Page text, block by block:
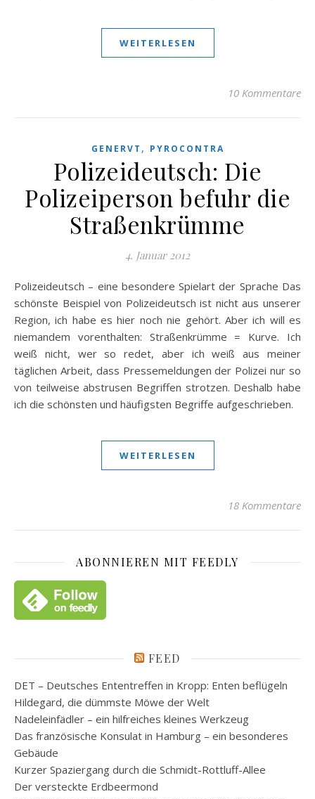
WEITERLESEN
10 Kommentare
GENERVT , PYROCONTRA
Polizeideutsch: Die
Polizeiperson befuhr die
Straßenkrümme
4. Januar 2012
Polizeideutsch – eine besondere Spielart der Sprache Das
schönste Beispiel von Polizeideutsch ist nicht aus unserer
Region, ich habe es hier noch nie gehört. Aber ich will es
niemandem vorenthalten: Straßenkrümme = Kurve. Ich
weiß nicht, wer so redet, aber ich weiß aus meiner
täglichen Arbeit, dass Pressemeldungen der Polizei nur so
von teilweise abstrusen Begriffen strotzen. Deshalb habe
ich die schönsten und häufigsten Begriffe aufgeschrieben.
WEITERLESEN
18 Kommentare
ABONNIEREN MIT FEEDLY
FEED
DET – Deutsches Ententreffen in Kropp: Enten beflügeln
Hildegard, die dümmste Möwe der Welt
Nadeleinfädler – ein hilfreiches kleines Werkzeug
Das französische Konsulat in Hamburg – ein besonderes
Gebäude
Kurzer Spaziergang durch die Schmidt-Rottluff-Allee
Der versteckte Erdbeermond